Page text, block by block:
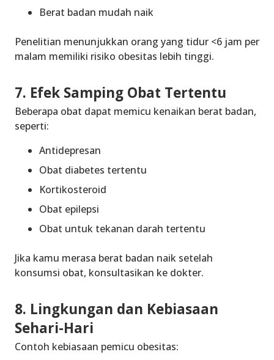
Berat badan mudah naik
Penelitian menunjukkan orang yang tidur <6 jam per
malam memiliki risiko obesitas lebih tinggi.
7. Efek Samping Obat Tertentu
Beberapa obat dapat memicu kenaikan berat badan,
seperti:
Antidepresan
Obat diabetes tertentu
Kortikosteroid
Obat epilepsi
Obat untuk tekanan darah tertentu
Jika kamu merasa berat badan naik setelah
konsumsi obat, konsultasikan ke dokter.
8. Lingkungan dan Kebiasaan
Sehari-Hari
Contoh kebiasaan pemicu obesitas: